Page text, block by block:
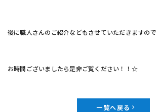
後に職人さんのご紹介などもさせていただきますので
お時間ございましたら是非ご覧ください！！☆
一覧へ戻る